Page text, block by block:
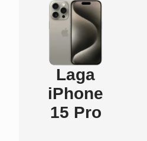
Laga
iPhone
15 Pro